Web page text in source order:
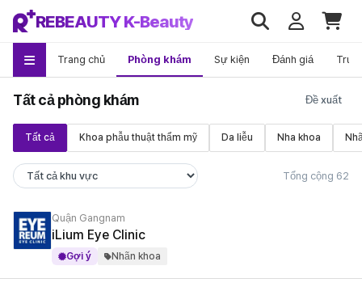
REBEAUTY K-Beauty
Trang chủ Phòng khám Sự kiện Đánh giá
Tất cả phòng khám
Tất cả Khoa phẫu thuật thẩm mỹ Da liễu Nha khoa
Tổng cộng 62
Quận Gangnam
iLium Eye Clinic
Gợi ý Nhãn khoa